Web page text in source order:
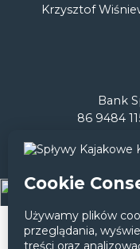
Krzysztof
Bank
86 9484
Galerie